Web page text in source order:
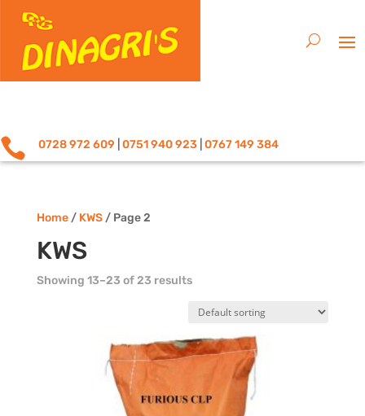
 0728 972 609 0751 940 923 0767 149 384
Home/ KWS/ Page 2
KWS
Showing 13–23 of 23 results